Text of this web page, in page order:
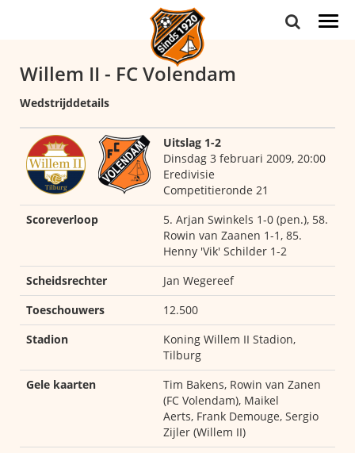
Willem II - FC Volendam
Wedstrijddetails
Uitslag 1-2
Dinsdag 3 februari 2009, 20:00
Eredivisie
Competitieronde 21
Scoreverloop
5. Arjan Swinkels 1-0 (pen.), 58.
Rowin van Zaanen 1-1, 85.
Henny 'Vik' Schilder 1-2
Scheidsrechter
Jan Wegereef
Toeschouwers
12.500
Stadion
Koning Willem II Stadion,
Tilburg
Gele kaarten
Tim Bakens, Rowin van Zanen
(FC Volendam), Maikel
Aerts, Frank Demouge, Sergio
Zijler (Willem II)